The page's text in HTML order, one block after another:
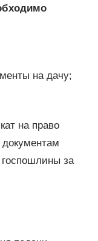
на дачу;
на право
за